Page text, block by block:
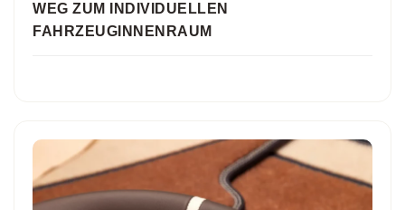
EG ZUM INDIVIDUELLEN F
AHRZEUGINNENRAUM